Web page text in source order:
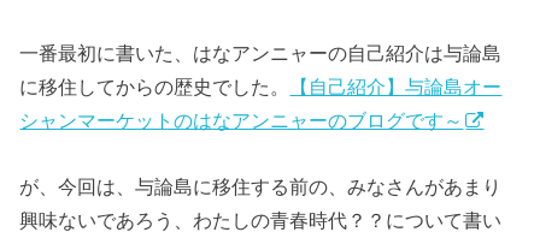
一番最初に書いた、はなアンニャーの自己紹介は与論島
に移住してからの歴史でした。
【自己紹介】与論島オー
シャンマーケットのはなアンニャーのブログです～
が、今回は、与論島に移住する前の、みなさんがあまり
興味ないであろう、わたしの青春時代？？について書い